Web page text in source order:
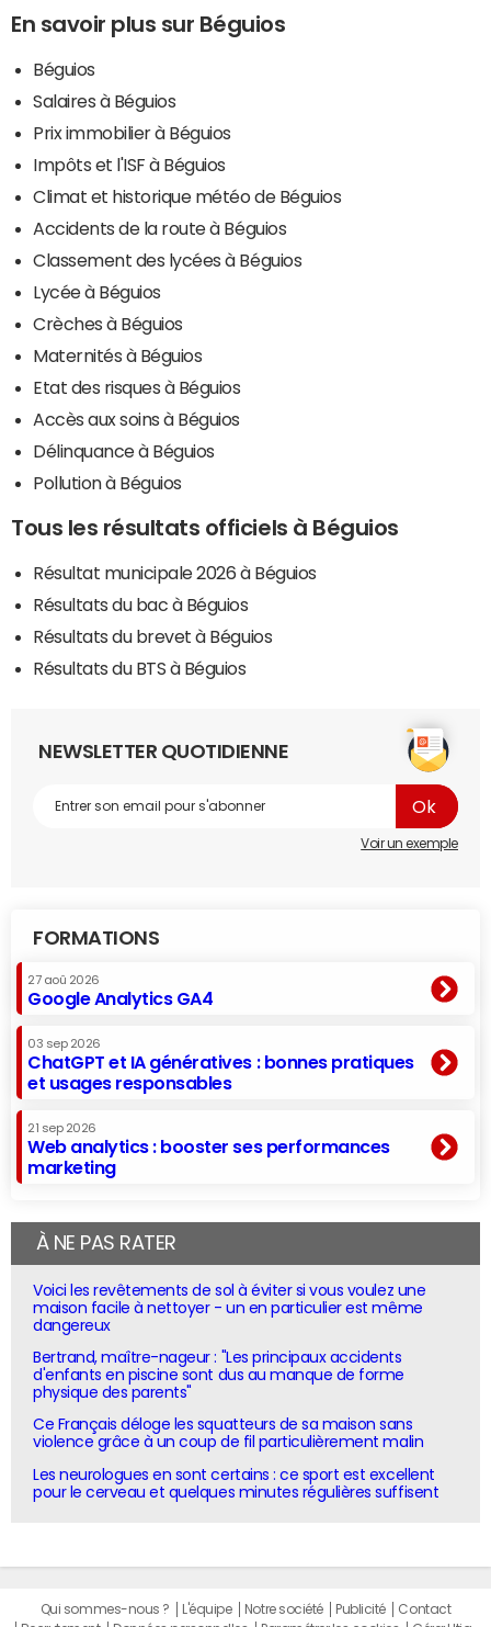
En savoir plus sur Béguios
Béguios
Salaires à Béguios
Prix immobilier à Béguios
Impôts et l'ISF à Béguios
Climat et historique météo de Béguios
Accidents de la route à Béguios
Classement des lycées à Béguios
Lycée à Béguios
Crèches à Béguios
Maternités à Béguios
Etat des risques à Béguios
Accès aux soins à Béguios
Délinquance à Béguios
Pollution à Béguios
Tous les résultats officiels à Béguios
Résultat municipale 2026 à Béguios
Résultats du bac à Béguios
Résultats du brevet à Béguios
Résultats du BTS à Béguios
NEWSLETTER QUOTIDIENNE
Voir un exemple
FORMATIONS
27 aoû 2026
Google Analytics GA4
03 sep 2026
ChatGPT et IA génératives : bonnes pratiques
et usages responsables
21 sep 2026
Web analytics : booster ses performances
marketing
À NE PAS RATER
Voici les revêtements de sol à éviter si vous voulez une
maison facile à nettoyer - un en particulier est même
dangereux
Bertrand, maître-nageur : "Les principaux accidents
d'enfants en piscine sont dus au manque de forme
physique des parents"
Ce Français déloge les squatteurs de sa maison sans
violence grâce à un coup de fil particulièrement malin
Les neurologues en sont certains : ce sport est excellent
pour le cerveau et quelques minutes régulières suffisent
Qui sommes-nous ? L'équipe Notre société Publicité
Contact